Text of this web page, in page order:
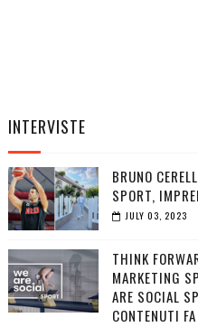
INTERVISTE
BRUNO
SPORT,
JULY 03, 2023
THINK
MARKETING
ARE SOCIAL
CONTENUTI